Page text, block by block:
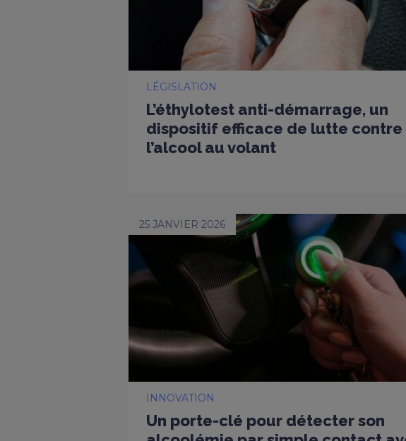
LÉGISLATION
L’éthylotest anti-démarrage, un
dispositif efficace de lutte contre
l’alcool au volant
25 JANVIER 2026
INNOVATION
Un porte-clé pour détecter son